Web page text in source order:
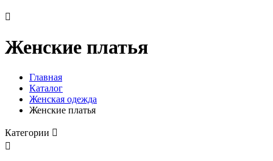

Женские платья
Главная
Каталог
Женская одежда
Женские платья
Категории 
